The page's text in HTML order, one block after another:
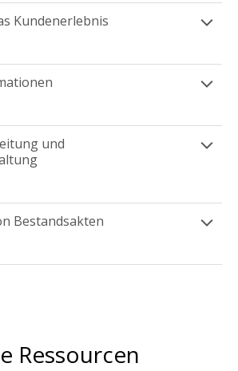
Kundenerlebnis
und
Bestandsakten
Ressourcen